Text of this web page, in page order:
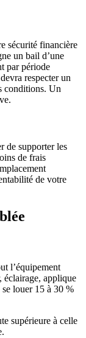
sécurité financière
un bail d’une
par période
respecter un
conditions. Un
de supporter les
de frais
de votre
l’équipement
éclairage, applique
louer 15 à 30 %
supérieure à celle